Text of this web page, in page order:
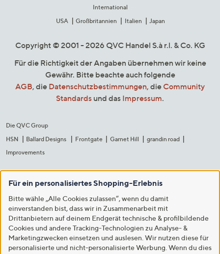
International
USA
Großbritannien Italien Japan
Copyright © 2001 - 2026 QVC Handel S.à r.l. & Co. KG
Für die Richtigkeit der Angaben übernehmen wir keine
Gewähr. Bitte beachte auch folgende
AGB, die Datenschutzbestimmungen, die Community
Standards und das Impressum.
Die QVC Group
HSN
Ballard Designs Frontgate Garnet Hill
grandin road
Improvements
Für ein personalisiertes Shopping-Erlebnis
Bitte wähle „Alle Cookies zulassen“, wenn du damit
einverstanden bist, dass wir in Zusammenarbeit mit
Drittanbietern auf deinem Endgerät technische & profilbildende
Cookies und andere Tracking-Technologien zu Analyse- &
Marketingzwecken einsetzen und auslesen. Wir nutzen diese für
personalisierte und nicht-personalisierte Werbung. Wenn du dies